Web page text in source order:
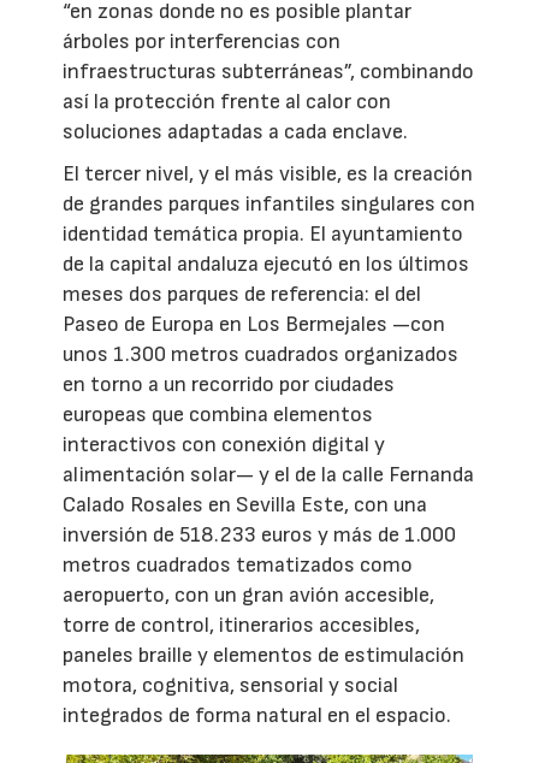
“en zonas donde no es posible plantar
árboles por interferencias con
infraestructuras subterráneas”, combinando
así la protección frente al calor con
soluciones adaptadas a cada enclave.
El tercer nivel, y el más visible, es la creación
de grandes parques infantiles singulares con
identidad temática propia. El ayuntamiento
de la capital andaluza ejecutó en los últimos
meses dos parques de referencia: el del
Paseo de Europa en Los Bermejales —con
unos 1.300 metros cuadrados organizados
en torno a un recorrido por ciudades
europeas que combina elementos
interactivos con conexión digital y
alimentación solar— y el de la calle Fernanda
Calado Rosales en Sevilla Este, con una
inversión de 518.233 euros y más de 1.000
metros cuadrados tematizados como
aeropuerto, con un gran avión accesible,
torre de control, itinerarios accesibles,
paneles braille y elementos de estimulación
motora, cognitiva, sensorial y social
integrados de forma natural en el espacio.